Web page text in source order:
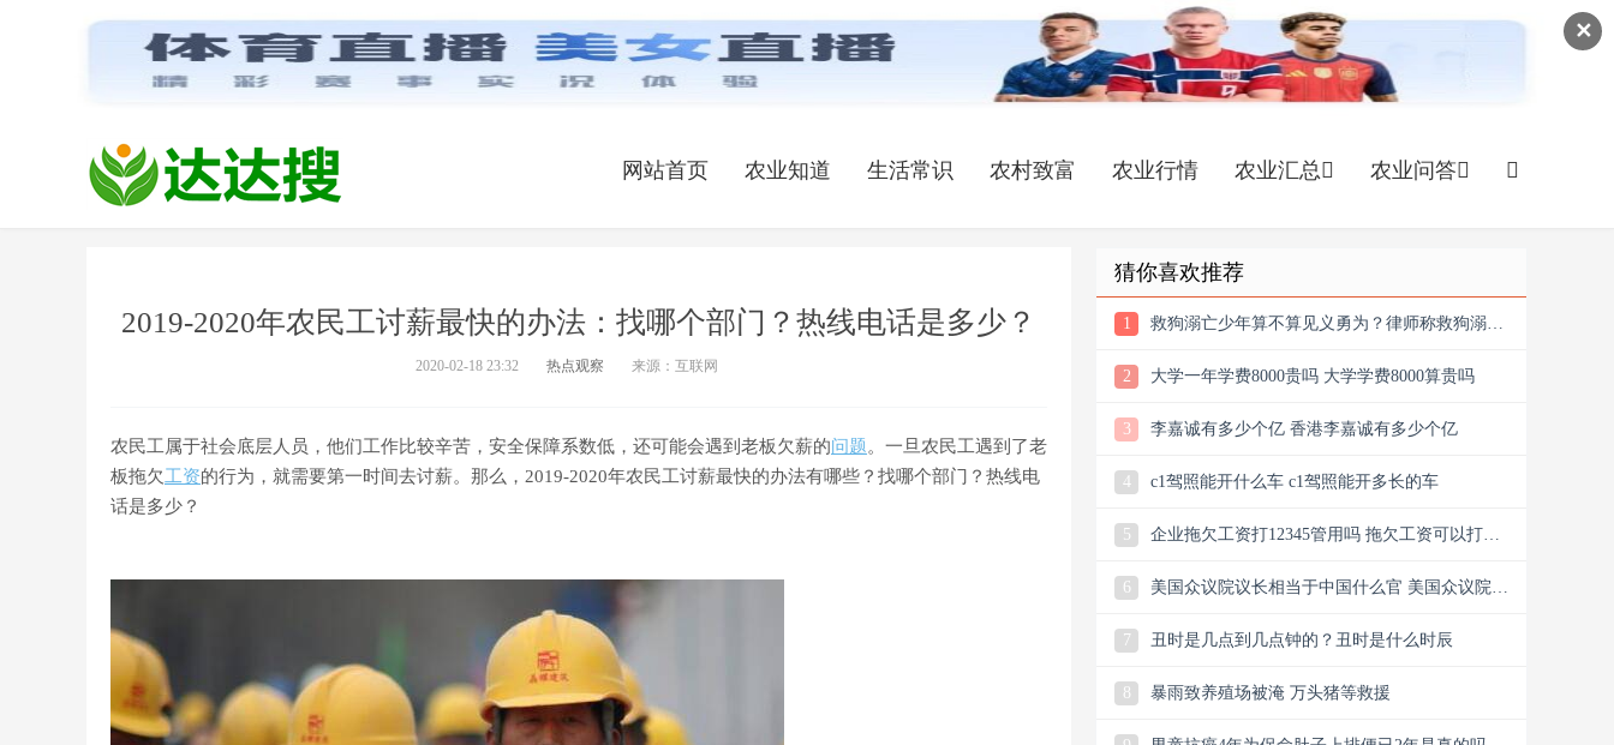
✕
网站首页 农业知道 生活常识 农村致富 农业行情 农业汇总 农业问答
2019-2020年农民工讨薪最快的办法：找哪个部门？热线电话是多少？
2020-02-18 23:32 热点观察 来源：互联网
农民工属于社会底层人员，他们工作比较辛苦，安全保障系数低，还可能会遇到老板欠薪的问题。一旦农民工遇到了老
板拖欠工资的行为，就需要第一时间去讨薪。那么，2019-2020年农民工讨薪最快的办法有哪些？找哪个部门？热线电
话是多少？
猜你喜欢推荐
1
救狗溺亡少年算不算见义勇为？律师称救狗溺亡
2
大学一年学费8000贵吗 大学学费8000算贵吗
3 李嘉诚有多少个亿 香港李嘉诚有多少个亿
4 c1驾照能开什么车 c1驾照能开多长的车
5
企业拖欠工资打12345管用吗 拖欠工资可以打
6
美国众议院议长相当于中国什么官 美国众议院议
7
丑时是几点到几点钟的？丑时是什么时辰
8 暴雨致养殖场被淹 万头猪等救援